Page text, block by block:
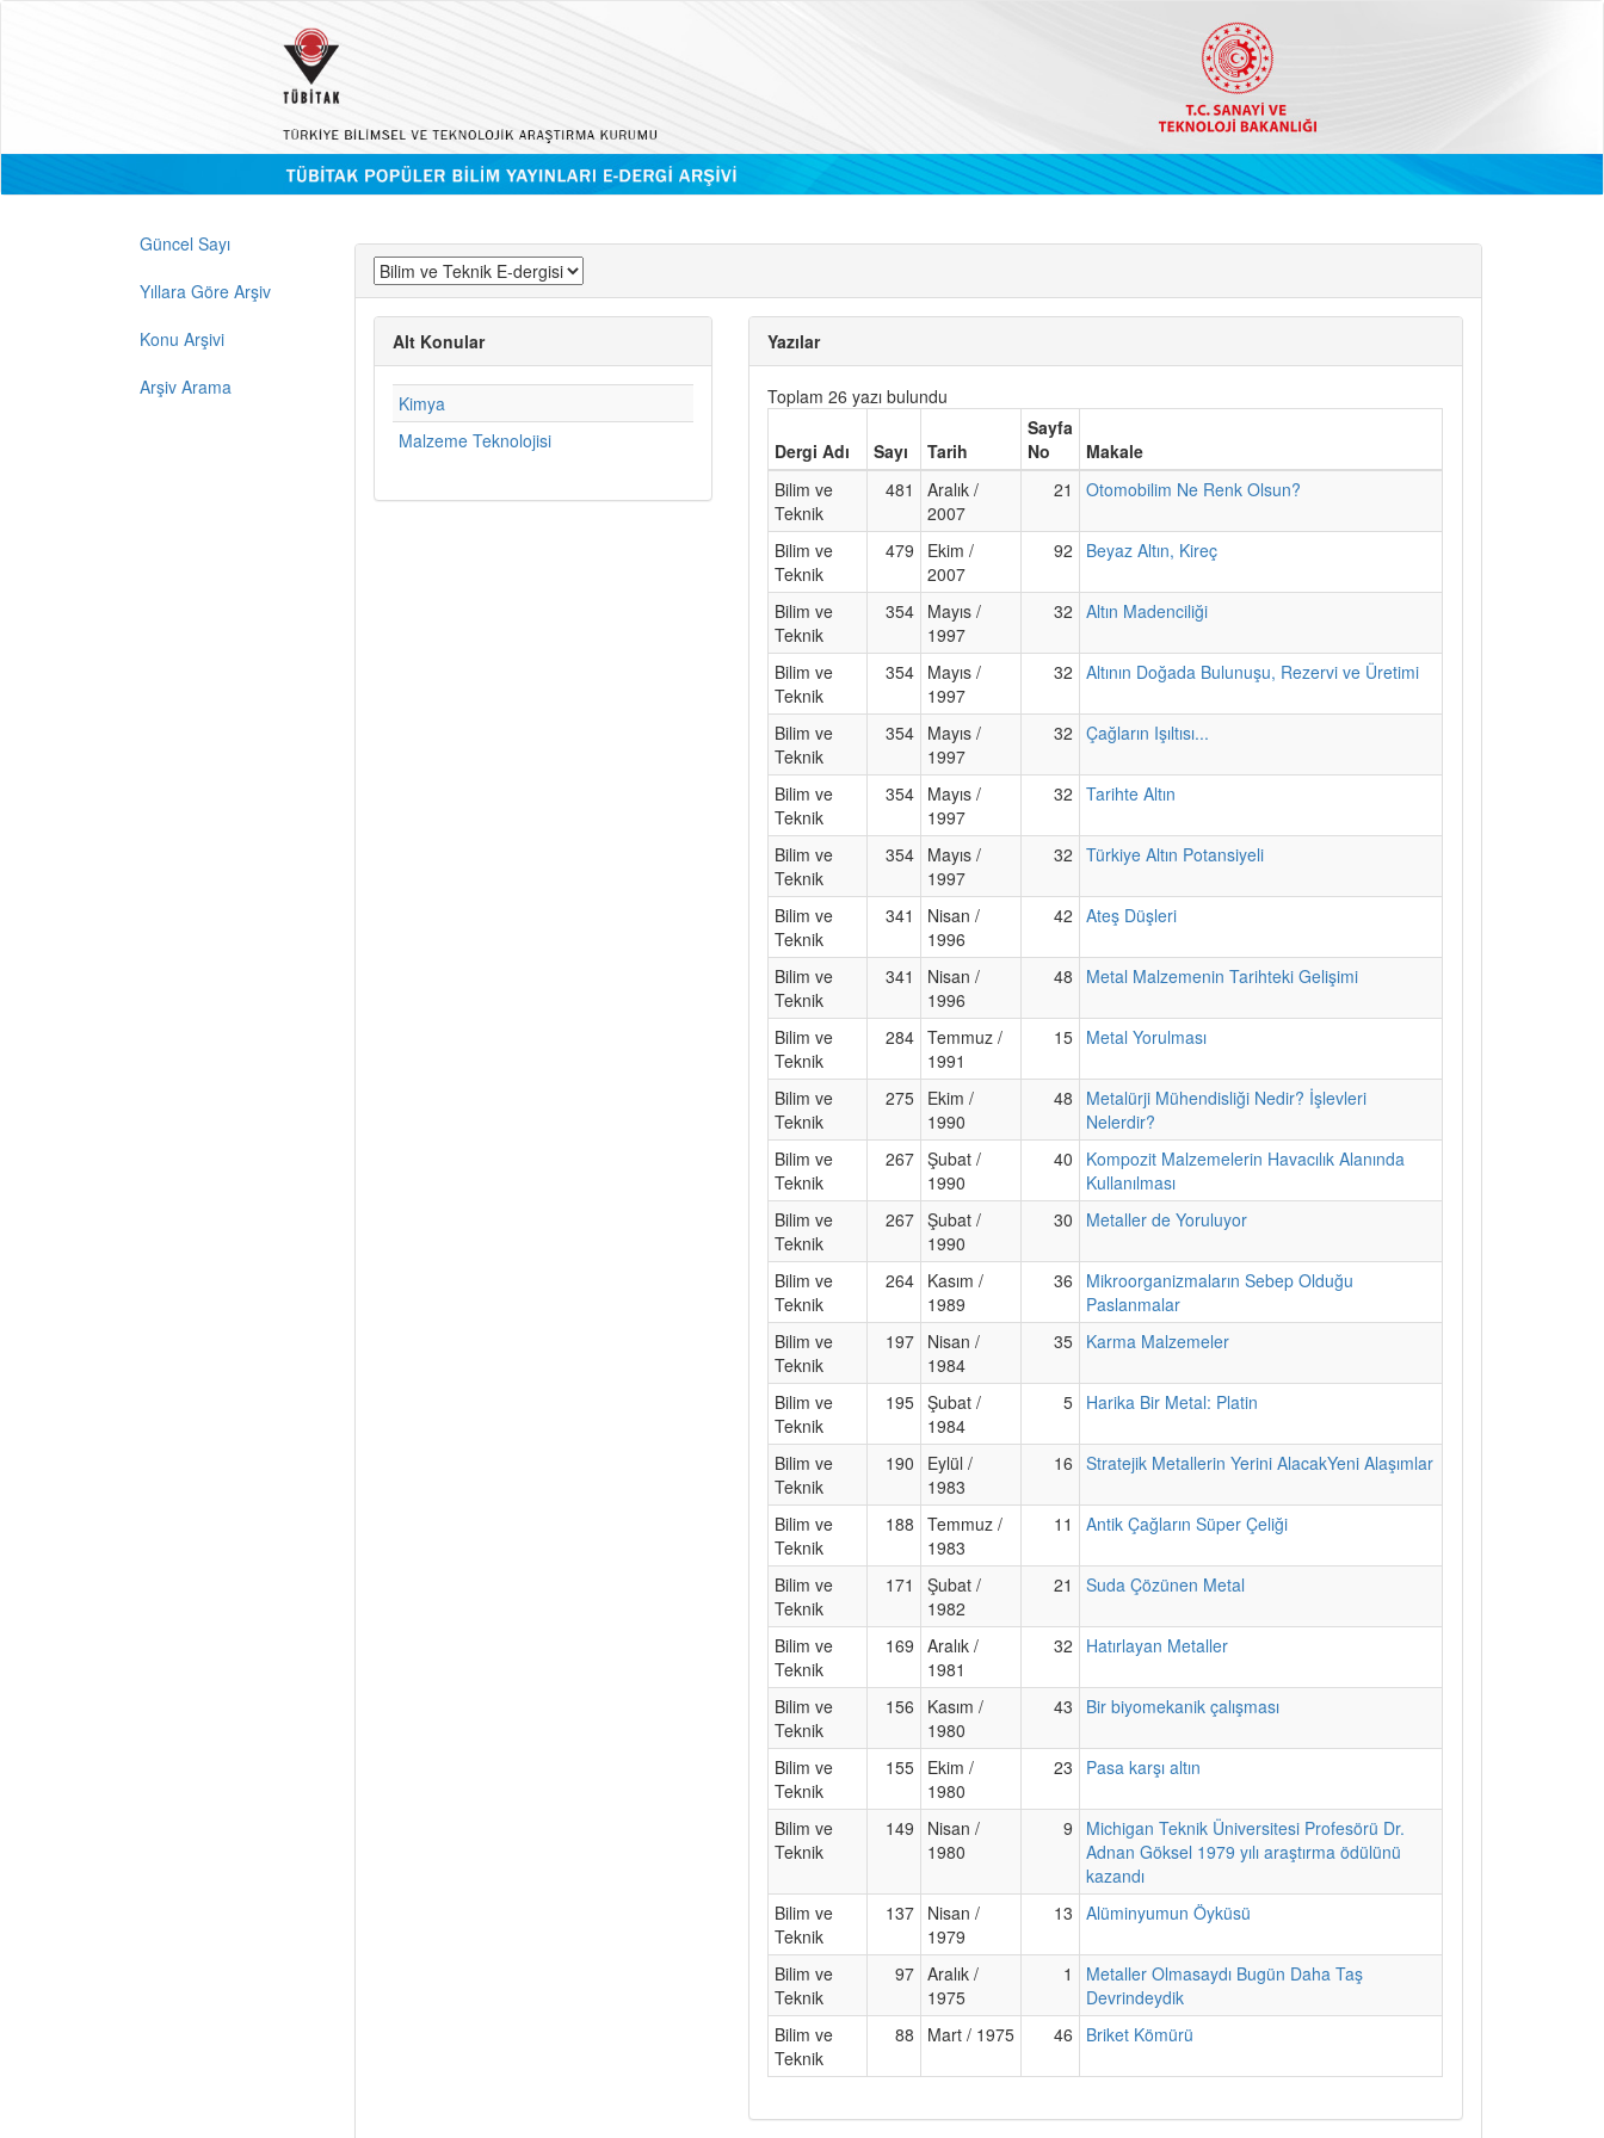
Güncel Sayı
Yıllara Göre Arşiv
Konu Arşivi
Arşiv Arama
Alt Konular
Kimya
Malzeme Teknolojisi
Yazılar
Toplam 26 yazı bulundu
Dergi Adı Sayı Tarih
Sayfa
No
Makale
Bilim ve
Teknik
481
Aralık /
2007
21 Otomobilim Ne Renk Olsun?
Bilim ve
Teknik
479
Ekim /
2007
92 Beyaz Altın, Kireç
Bilim ve
Teknik
354 Mayıs /
1997
32 Altın Madenciliği
Bilim ve
Teknik
354 Mayıs /
1997
32 Altının Doğada Bulunuşu, Rezervi ve Üretimi
Bilim ve
Teknik
354 Mayıs /
1997
32 Çağların Işıltısı...
Bilim ve
Teknik
354 Mayıs /
1997
32 Tarihte Altın
Bilim ve
Teknik
354 Mayıs /
1997
32 Türkiye Altın Potansiyeli
Bilim ve
Teknik
341
Nisan /
1996
42 Ateş Düşleri
Bilim ve
Teknik
341
Nisan /
1996
48 Metal Malzemenin Tarihteki Gelişimi
Bilim ve
Teknik
284 Temmuz /
1991
15 Metal Yorulması
Bilim ve
Teknik
275 Ekim /
1990
48
Metalürji Mühendisliği Nedir? İşlevleri
Nelerdir?
Bilim ve
Teknik
267 Şubat /
1990
40
Kompozit Malzemelerin Havacılık Alanında
Kullanılması
Bilim ve
Teknik
267 Şubat /
1990
30 Metaller de Yoruluyor
Bilim ve
Teknik
264 Kasım /
1989
36
Mikroorganizmaların Sebep Olduğu
Paslanmalar
Bilim ve
Teknik
197 Nisan /
1984
35 Karma Malzemeler
Bilim ve
Teknik
195 Şubat /
1984
5 Harika Bir Metal: Platin
Bilim ve
Teknik
190
Eylül /
1983
16 Stratejik Metallerin Yerini AlacakYeni Alaşımlar
Bilim ve
Teknik
188
Temmuz /
1983
11 Antik Çağların Süper Çeliği
Bilim ve
Teknik
171
Şubat /
1982
21 Suda Çözünen Metal
Bilim ve
Teknik
169
Aralık /
1981
32 Hatırlayan Metaller
Bilim ve
Teknik
156
Kasım /
1980
43 Bir biyomekanik çalışması
Bilim ve
Teknik
155 Ekim /
1980
23 Pasa karşı altın
Bilim ve
Teknik
149
Nisan /
1980
9
Michigan Teknik Üniversitesi Profesörü Dr.
Adnan Göksel 1979 yılı araştırma ödülünü
kazandı
Bilim ve
Teknik
137 Nisan /
1979
13 Alüminyumun Öyküsü
Bilim ve
Teknik
97 Aralık /
1975
1
Metaller Olmasaydı Bugün Daha Taş
Devrindeydik
Bilim ve
Teknik
88 Mart / 1975 46 Briket Kömürü